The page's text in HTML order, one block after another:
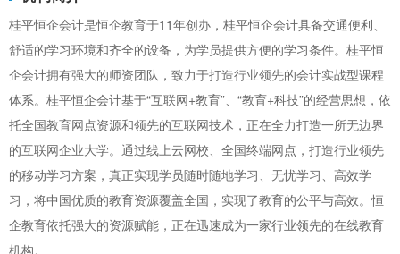
桂平恒企会计是恒企教育于11年创办，桂平恒企会计具备交通便利、
舒适的学习环境和齐全的设备，为学员提供方便的学习条件。桂平恒
企会计拥有强大的师资团队，致力于打造行业领先的会计实战型课程
体系。桂平恒企会计基于“互联网+教育”、“教育+科技”的经营思想，依
托全国教育网点资源和领先的互联网技术，正在全力打造一所无边界
的互联网企业大学。通过线上云网校、全国终端网点，打造行业领先
的移动学习方案，真正实现学员随时随地学习、无忧学习、高效学
习，将中国优质的教育资源覆盖全国，实现了教育的公平与高效。恒
企教育依托强大的资源赋能，正在迅速成为一家行业领先的在线教育
机构。